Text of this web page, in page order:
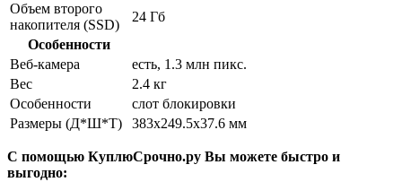
Объем второго
накопителя (SSD)
24 Гб
Особенности
Веб-камера
есть, 1.3 млн пикс.
Вес
2.4 кг
Особенности
слот блокировки
Размеры (Д*Ш*Т)
383x249.5x37.6 мм
С помощью КуплюСрочно.ру Вы можете быстро и
выгодно: